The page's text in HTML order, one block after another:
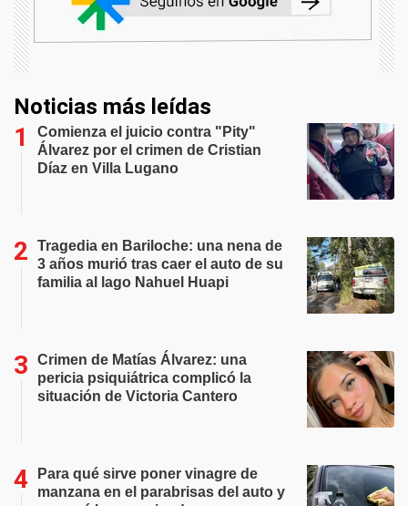
Noticias más leídas
Comienza el juicio contra "Pity"
Álvarez por el crimen de Cristian
Díaz en Villa Lugano
Tragedia en Bariloche: una nena de
3 años murió tras caer el auto de su
familia al lago Nahuel Huapi
Crimen de Matías Álvarez: una
pericia psiquiátrica complicó la
situación de Victoria Cantero
Para qué sirve poner vinagre de
manzana en el parabrisas del auto y